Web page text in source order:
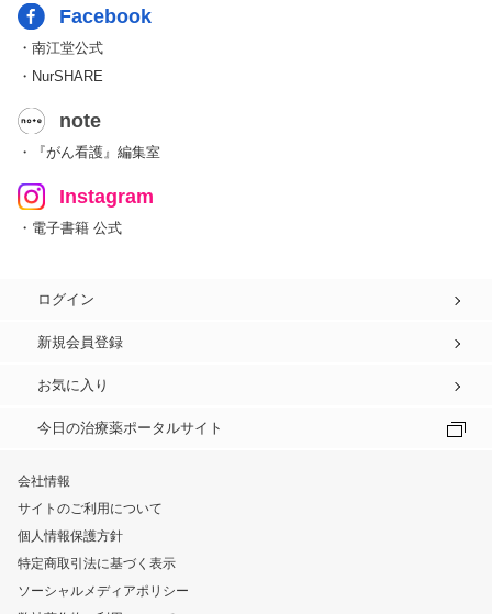
Facebook
・南江堂公式
・NurSHARE
note
・『がん看護』編集室
Instagram
・電子書籍 公式
ログイン
新規会員登録
お気に入り
今日の治療薬ポータルサイト
会社情報
サイトのご利用について
個人情報保護方針
特定商取引法に基づく表示
ソーシャルメディアポリシー